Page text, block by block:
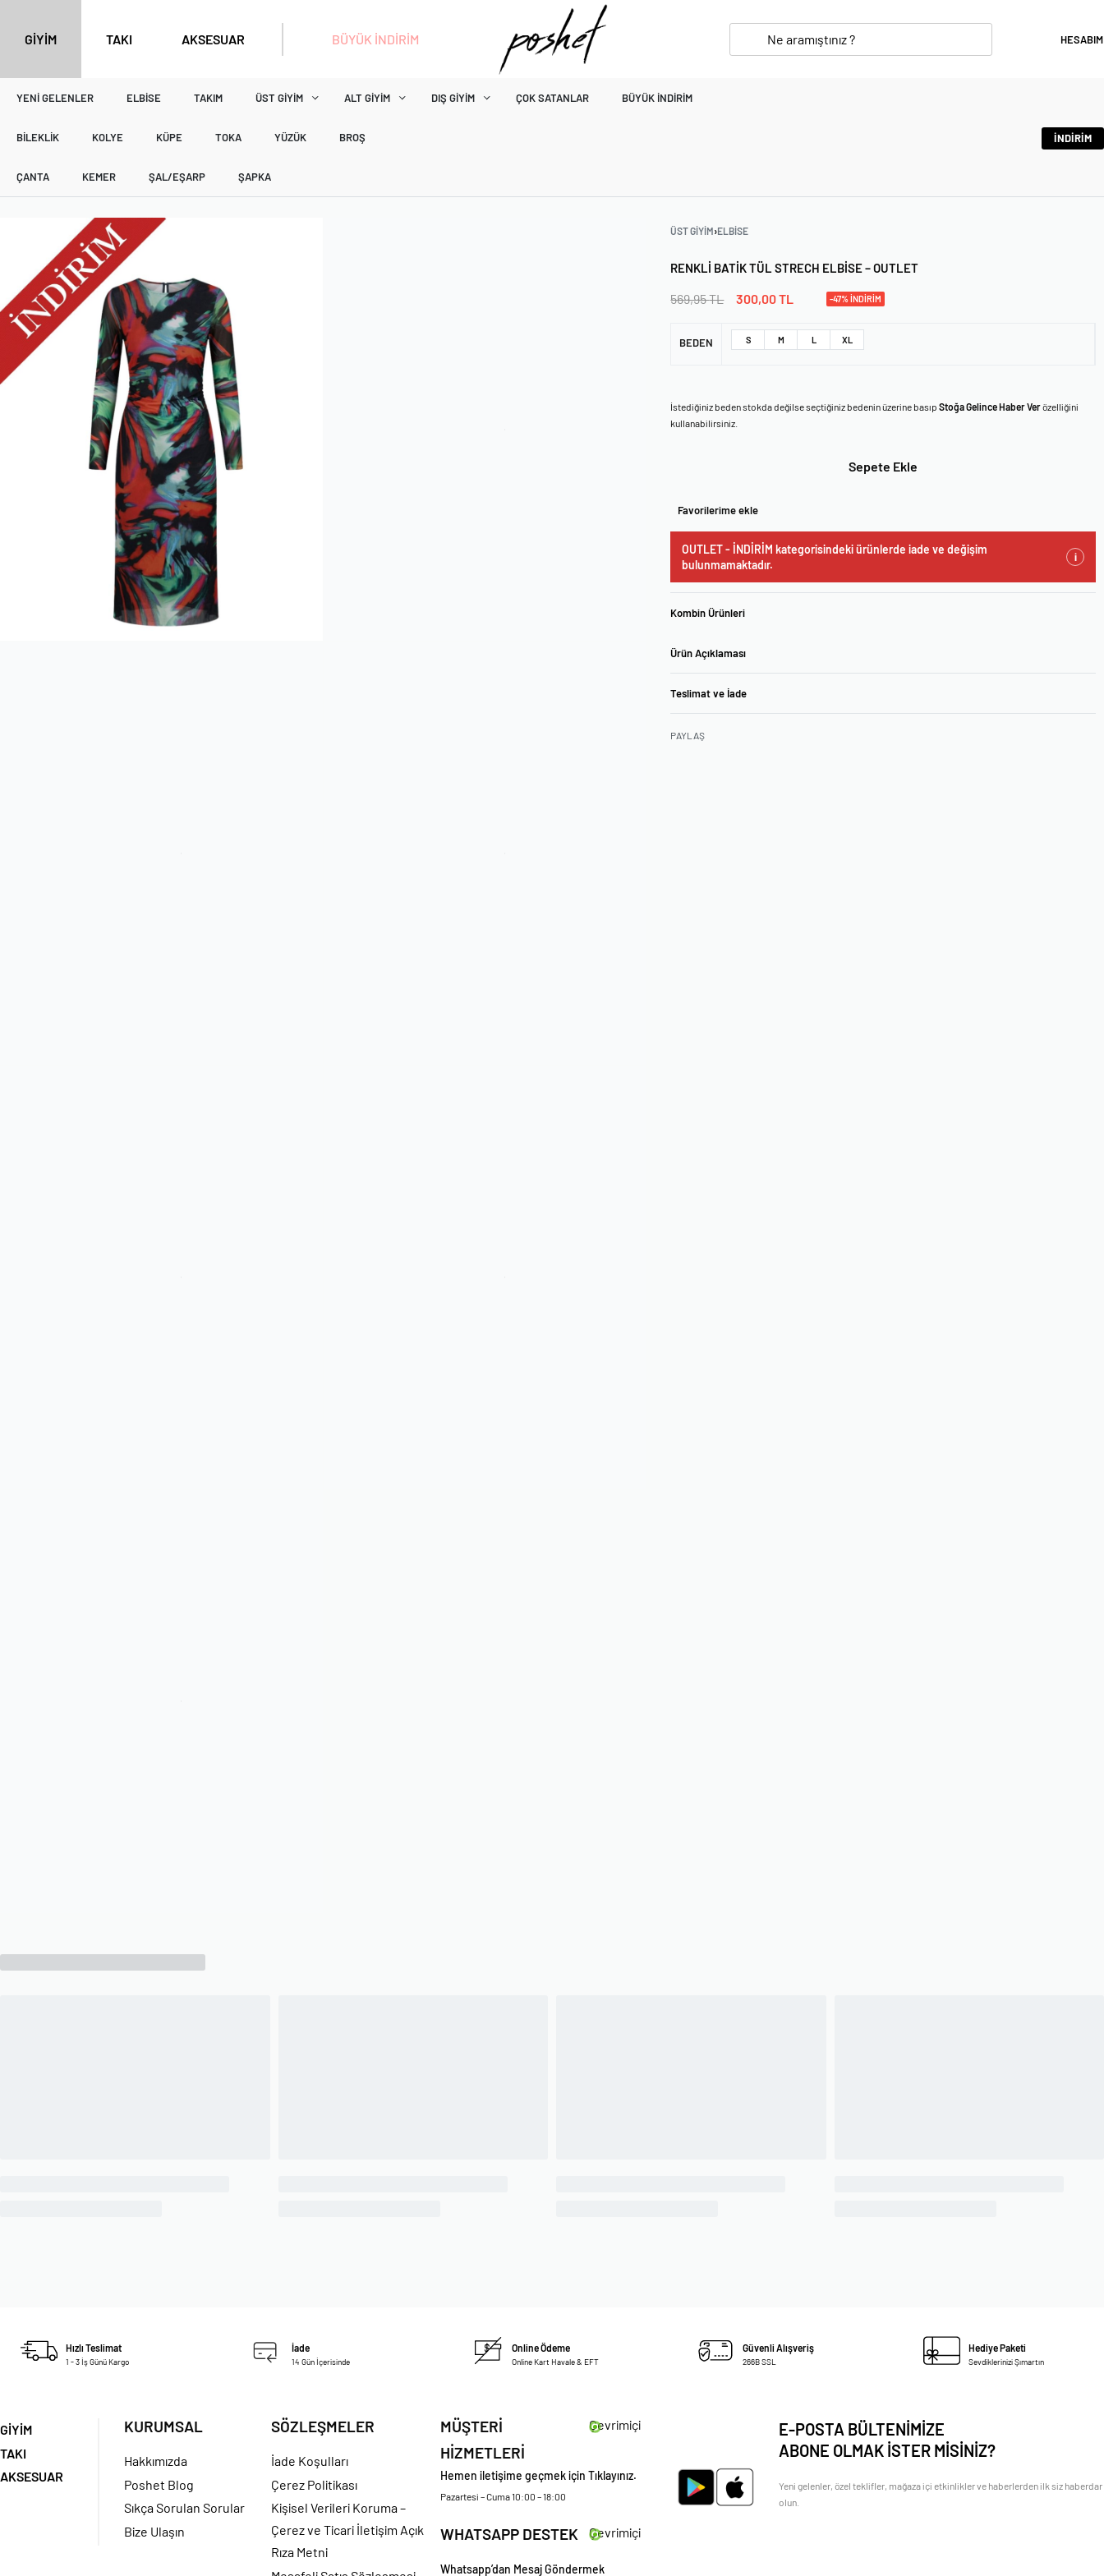
GİYİM TAKI AKSESUAR BÜYÜK İNDİRİM HESABIM
YENI GELENLER ELBISE TAKIM ÜST GIYIM ALT GIYIM DIŞ GIYIM ÇOK SATANLAR BÜYÜK İNDIRIM
BILEKLIK KOLYE KÜPE TOKA YÜZÜK BROŞ
ÇANTA KEMER ŞAL/EŞARP ŞAPKA
İNDİRİM
ÜST GIYIM›ELBISE
RENKLI BATIK TÜL STRECH ELBISE – OUTLET
569,95TL 300,00TL -47% İNDİRİM
BEDEN S M L XL
İstediğiniz beden stokda değilse seçtiğiniz bedenin üzerine basıpStoğa Gelince Haber Verözelliğini
kullanabilirsiniz.
Sepete Ekle
Favorilerime ekle
OUTLET - İNDİRİM kategorisindeki ürünlerde iade ve değişim
bulunmamaktadır.
i
Kombin Ürünleri
Ürün Açıklaması
Teslimat ve İade
PAYLAŞ
Hızlı Teslimat
1 - 3 İş Günü Kargo
İade
14 Gün İçerisinde
Online Ödeme
Online Kart Havale & EFT
Güvenli Alışveriş
266B SSL
Hediye Paketi
Sevdiklerinizi Şımartın
GİYİM
TAKI
AKSESUAR
KURUMSAL
Hakkımızda
Poshet Blog
Sıkça Sorulan Sorular
Bize Ulaşın
SÖZLEŞMELER
İade Koşulları
Çerez Politikası
Kişisel Verileri Koruma –
Çerez ve Ticari İletişim Açık
Rıza Metni
MÜŞTERİ
HİZMETLERİ
Çevrimiçi
Hemen iletişime geçmek için Tıklayınız.
Pazartesi – Cuma 10:00 – 18:00
WHATSAPP DESTEK Çevrimiçi
Whatsapp’dan Mesaj Göndermek
E-POSTA BÜLTENİMİZE
ABONE OLMAK İSTER MİSİNİZ?
Yeni gelenler, özel teklifler, mağaza içi etkinlikler ve haberlerden ilk siz haberdar
olun.